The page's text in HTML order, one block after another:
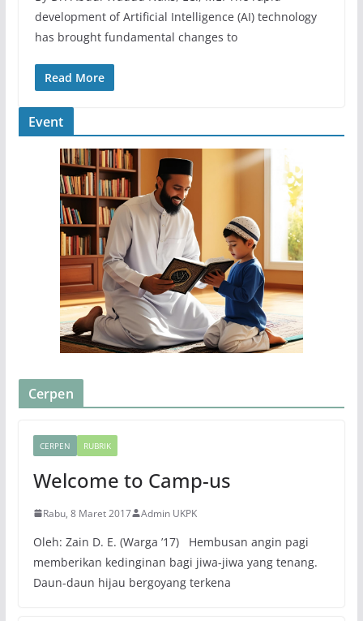
development of Artificial Intelligence (AI) technology
has brought fundamental changes to
Read More
Event
Cerpen
CERPEN RUBRIK
Welcome to Camp-us
Rabu, 8 Maret 2017 Admin UKPK
Oleh: Zain D. E. (Warga ’17) Hembusan angin pagi
memberikan kedinginan bagi jiwa-jiwa yang tenang.
Daun-daun hijau bergoyang terkena